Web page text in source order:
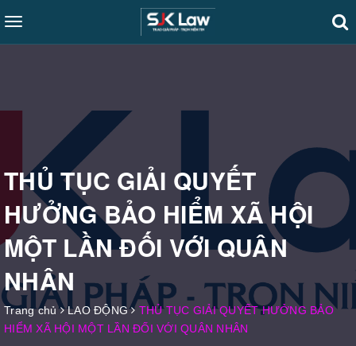
Toggle
navigation
THỦ TỤC GIẢI QUYẾT
HƯỞNG BẢO HIỂM XÃ HỘI
MỘT LẦN ĐỐI VỚI QUÂN
NHÂN
Trang chủ LAO ĐỘNG
THỦ TỤC GIẢI QUYẾT HƯỞNG BẢO
HIỂM XÃ HỘI MỘT LẦN ĐỐI VỚI QUÂN NHÂN